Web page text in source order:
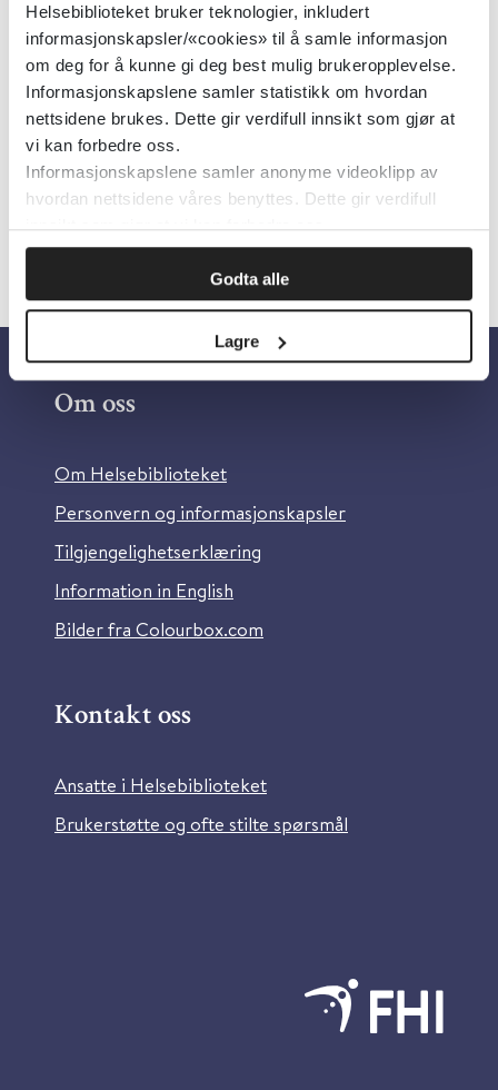
Helsebiblioteket bruker teknologier, inkludert
informasjonskapsler/«cookies» til å samle informasjon
om deg for å kunne gi deg best mulig brukeropplevelse.
Informasjonskapslene samler statistikk om hvordan
nettsidene brukes. Dette gir verdifull innsikt som gjør at
vi kan forbedre oss.
Informasjonskapslene samler anonyme videoklipp av
hvordan nettsidene våres benyttes. Dette gir verdifull
innsikt som gjør at vi kan forbedre oss.
Godta alle
Lagre
Dokumenttype: Artikler
Utgiver:Dagens Medisin
Forfatter:Alexander Wahl
Språk:Norsk
Om oss
Om Helsebiblioteket
Personvern og informasjonskapsler
Tilgjengelighetserklæring
Information in English
Bilder fra Colourbox.com
Kontakt oss
Ansatte i Helsebiblioteket
Brukerstøtte og ofte stilte spørsmål